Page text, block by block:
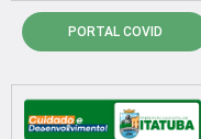
para
conteúdo
PORTAL COVID